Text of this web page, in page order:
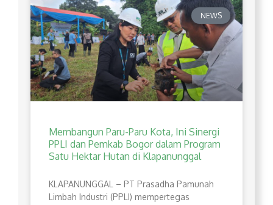
NEWS
Membangun Paru-Paru Kota, Ini Sinergi
PPLI dan Pemkab Bogor dalam Program
Satu Hektar Hutan di Klapanunggal
​KLAPANUNGGAL – PT Prasadha Pamunah
Limbah Industri (PPLI) mempertegas